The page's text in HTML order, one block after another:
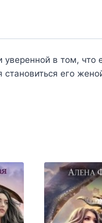
в том, что
его